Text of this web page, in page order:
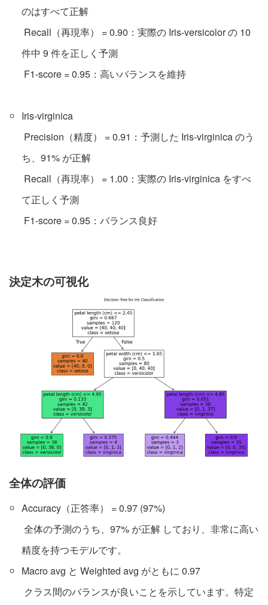
のはすべて正解
Recall（再現率） = 0.90：実際の Iris-versicolor の 10
件中 9 件を正しく予測
F1-score = 0.95：高いバランスを維持
Iris-virginica
Precision（精度） = 0.91：予測した Iris-virginica のう
ち、91% が正解
Recall（再現率） = 1.00：実際の Iris-virginica をすべ
て正しく予測
F1-score = 0.95：バランス良好
決定木の可視化
全体の評価
Accuracy（正答率） = 0.97 (97%)
全体の予測のうち、97% が正解 しており、非常に高い
精度を持つモデルです。
Macro avg と Weighted avg がともに 0.97
クラス間のバランスが良いことを示しています。特定